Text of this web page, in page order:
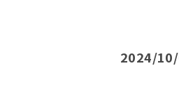
2024/